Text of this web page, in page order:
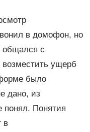
в домофон, но
общался с
ущерб
было
дано, из
понял. Понятия
в